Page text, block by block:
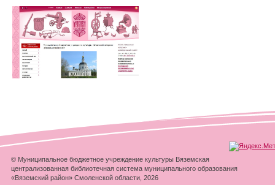
© Муниципальное бюджетное учреждение культуры Вяземская
централизованная библиотечная система муниципального образования
«Вяземский район» Смоленской области, 2026